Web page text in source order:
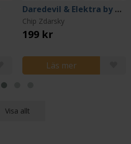
Daredevil & Elektra by Chip Zdarsky Vol. 2: The Red Fist Saga Part Two
Chip Zdarsky
199 kr
Läs mer
Visa allt